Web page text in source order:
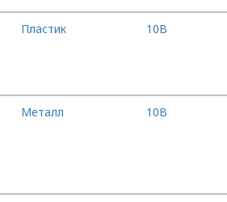
Пластик 10B
Металл 10B